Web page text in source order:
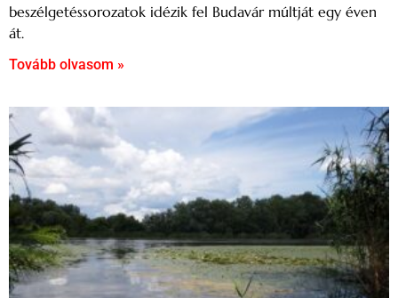
beszélgetéssorozatok idézik fel Budavár múltját egy éven
át.
Tovább olvasom »